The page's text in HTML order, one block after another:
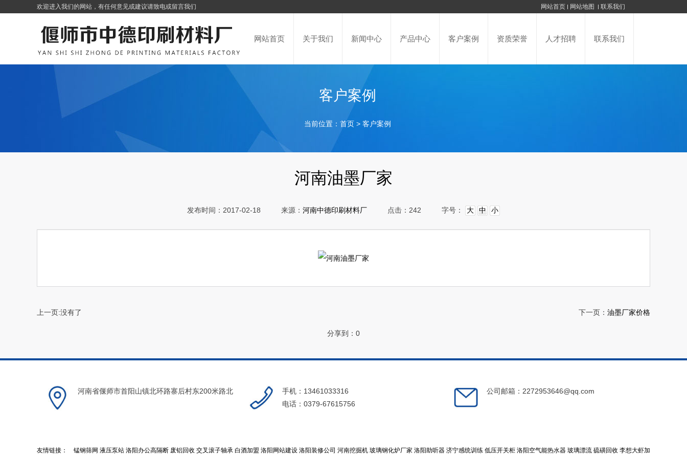
欢迎进入我们的网站，有任何意见或建议请致电或留言我们 网站首页 网站地图 联系我们
网站首页 关于我们 新闻中心 产品中心 客户案例 资质荣誉 人才招聘 联系我们
客户案例
当前位置：首页 >客户案例
河南油墨厂家
发布时间：2017-02-18 来源： 河南中德印刷材料厂 点击：242 字号： 大 中 小
上一页:没有了 下一页： 油墨厂家价格
分享到： 0
河南省偃师市首阳山镇北环路寨后村东200米路北
手机：13461033316
电话：0379-67615756
公司邮箱：2272953646@qq.com
友情链接： 锰钢筛网 液压泵站 洛阳办公高隔断 废铝回收 交叉滚子轴承 白酒加盟 洛阳网站建设 洛阳装修公司 河南挖掘机 玻璃钢化炉厂家 洛阳助听器 济宁感统训练 低压开关柜 洛阳空气能热水器 玻璃漂流 硫磺回收 李想大虾加